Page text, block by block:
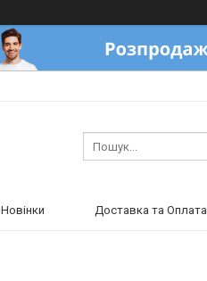
Новінки Доставка та Оплата